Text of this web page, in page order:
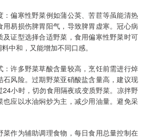
：偏寒性野菜例如蒲公英、苦苣等虽能清热
易损伤脾胃阳气，导致脾胃虚寒。冠心病
及证型选择合适野菜，食用偏寒性野菜时可
中和，又能增加不同口感。
：许多野菜草酸含量较高，烹饪前需进行焯
石风险。过期野菜亚硝酸盐含量高，建议现
小时，切勿食用隔夜或变质野菜。凉拌野
也应以水油焖炒为主，减少用油量。避免采
菜作为辅助调理食物，每日食用总量控制在